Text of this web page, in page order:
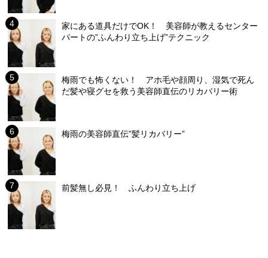
家にある道具だけでOK！ 美容師が教えるセンター
パートの”ふんわり立ち上げ”テクニック
梅雨でも怖くない！ アホ毛や顔周り、湿気で死ん
だ髪や寝グセを救う美容師直伝のリカバリー術
梅雨の美容師直伝”髪リカバリー”
前髪無し必見！ ふんわり立ち上げ